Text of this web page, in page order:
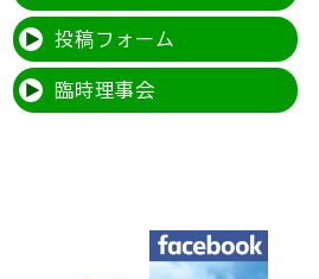
投稿フォーム
臨時理事会